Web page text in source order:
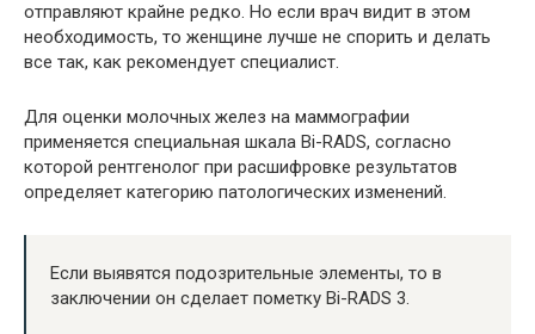
отправляют крайне редко. Но если врач видит в этом
необходимость, то женщине лучше не спорить и делать
все так, как рекомендует специалист.
Для оценки молочных желез на маммографии
применяется специальная шкала Bi-RADS, согласно
которой рентгенолог при расшифровке результатов
определяет категорию патологических изменений.
Если выявятся подозрительные элементы, то в
заключении он сделает пометку Bi-RADS 3.